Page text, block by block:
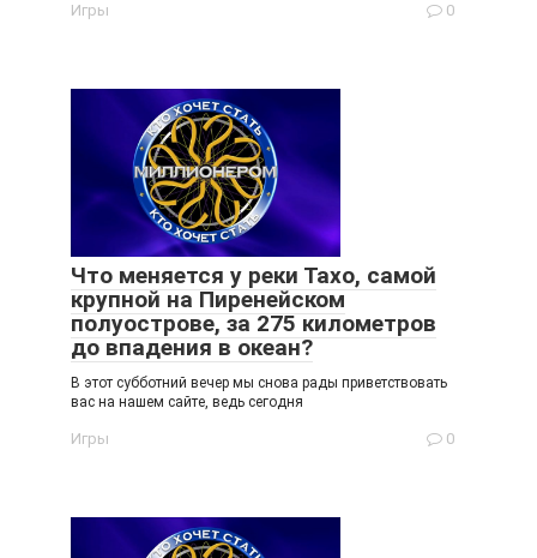
Игры 0
Что меняется у реки Тахо, самой
крупной на Пиренейском
полуострове, за 275 километров
до впадения в океан?
В этот субботний вечер мы снова рады приветствовать
вас на нашем сайте, ведь сегодня
Игры 0